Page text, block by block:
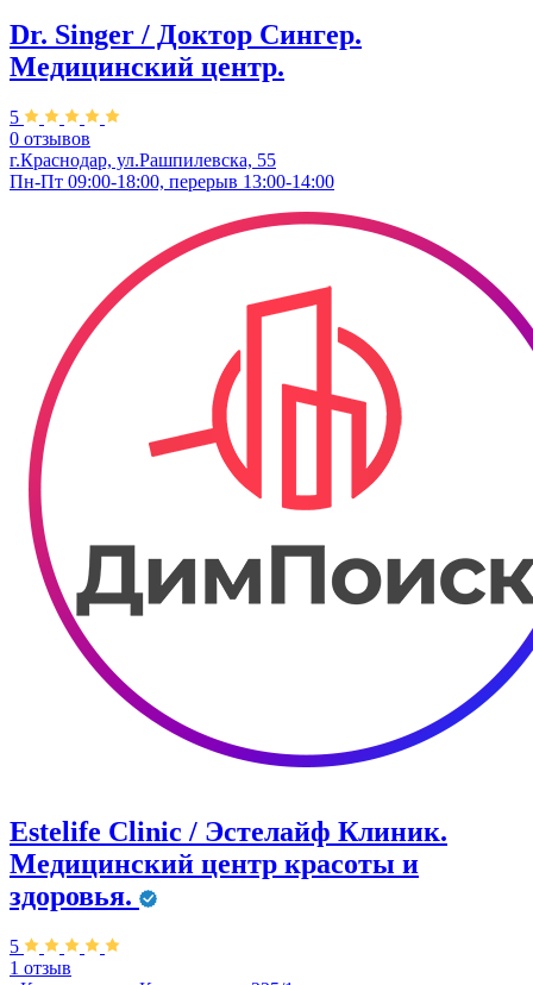
Dr. Singer / Доктор Сингер.
Медицинский центр.
5
0 отзывов
г.Краснодар, ул.Рашпилевска, 55
Пн-Пт 09:00-18:00, перерыв 13:00-14:00
Estelife Clinic / Эстелайф Клиник.
Медицинский центр красоты и
здоровья.
5
1 отзыв